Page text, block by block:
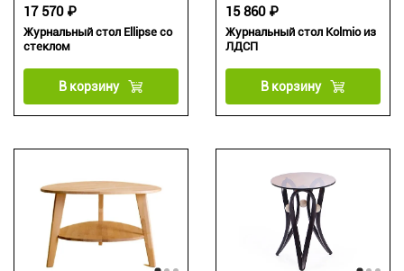
Журнальный стол Ellipse со
стеклом
17 570 ₽
В корзину
Журнальный стол Kolmio из
ЛДСП
15 860 ₽
В корзину